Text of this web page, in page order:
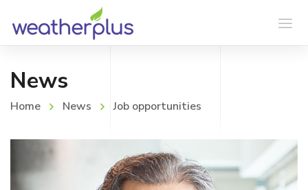
News
Home News Job opportunities